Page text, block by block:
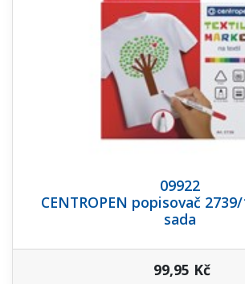
09922
CENTROPEN popisovač
sada
99,95 Kč